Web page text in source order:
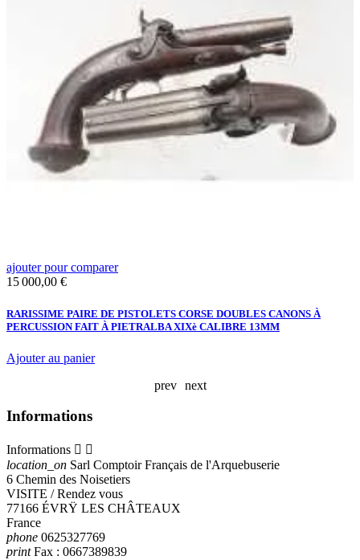
ajouter pour comparer
Prix
15 000,00 €
RARISSIME PAIRE DE PISTOLETS CORSE DOUBLES CANONS À
PERCUSSION FAIT À PIETRALBA XIXè CALIBRE 13MM
Ajouter au panier
prev
next
Informations
Informations  
location_on Sarl Comptoir Français de l'Arquebuserie
6 Chemin des Noisetiers
VISITE / Rendez vous
77166 ÉVRŸ LES CHÂTEAUX
France
phone 0625327769
printFax : 0667389839